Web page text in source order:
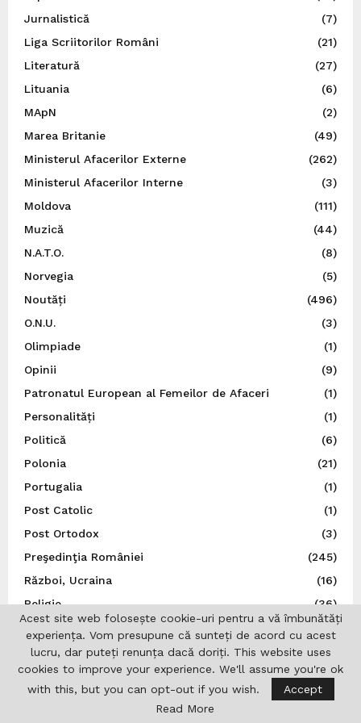
Jurnalistică
(7)
Liga Scriitorilor Români
(21)
Literatură
(27)
Lituania
(6)
MApN
(2)
Marea Britanie
(49)
Ministerul Afacerilor Externe
(262)
Ministerul Afacerilor Interne
(3)
Moldova
(111)
Muzică
(44)
N.A.T.O.
(8)
Norvegia
(5)
Noutăți
(496)
O.N.U.
(3)
Olimpiade
(1)
Opinii
(9)
Patronatul European al Femeilor de Afaceri
(1)
Personalități
(1)
Politică
(6)
Polonia
(21)
Portugalia
(1)
Post Catolic
(1)
Post Ortodox
(3)
Preşedinţia României
(245)
Război, Ucraina
(16)
Religie
(36)
REPATRIOT
(28)
România
(847)
S.U.A.
(37)
San Marino
Acest site web folosește cookie-uri pentru a vă îmbunătăți
experiența. Vom presupune că sunteți de acord cu acest
lucru, dar puteți renunța dacă doriți. This website uses
cookies to improve your experience. We'll assume you're ok
with this, but you can opt-out if you wish.
Accept
Read More